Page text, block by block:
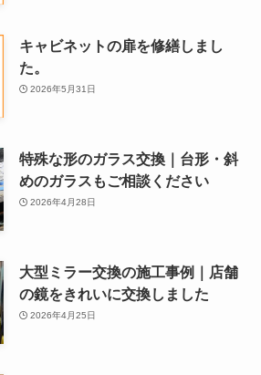
キャビネットの扉を修繕しまし
た。
2026年5月31日
特殊な形のガラス交換｜台形・斜
めのガラスもご相談ください
2026年4月28日
大型ミラー交換の施工事例｜店舗
の鏡をきれいに交換しました
2026年4月25日